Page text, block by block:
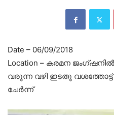
Date – 06/09/2018
Location – കരമന
വരുന്ന വഴി ഇടതു
ചേർന്ന്